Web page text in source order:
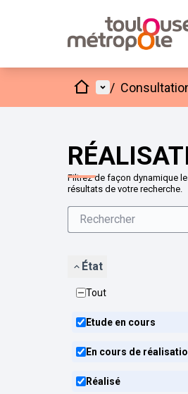
AccueilMenu principal
/
Filtrez de façon dynamique
résultats de votre recherche.
État
Tout
Etude en cours
En cours de
Réalisé